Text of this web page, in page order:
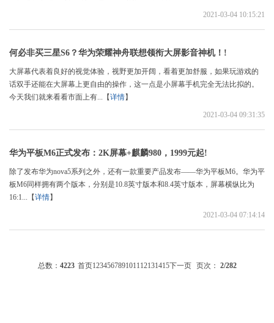
2021-03-04 10:15:21
何必非买三星S6？华为荣耀神舟联想领衔大屏影音神机！!
大屏幕代表着良好的视觉体验，视野更加开阔，看着更加舒服，如果玩游戏的
话双手还能在大屏幕上更自由的操作，这一点是小屏幕手机完全无法比拟的。
今天我们就来看看市面上有...【详情】
2021-03-04 09:31:35
华为平板M6正式发布：2K屏幕+麒麟980，1999元起!
除了发布华为nova5系列之外，还有一款重要产品发布——华为平板M6。华为平
板M6同样拥有两个版本，分别是10.8英寸版本和8.4英寸版本，屏幕横纵比为
16:1...【详情】
2021-03-04 07:14:14
总数： 4223 首页123456789101112131415下一页 页次： 2/282